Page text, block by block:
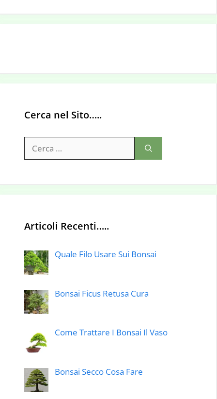
Cerca nel Sito…..
per:
Articoli Recenti…..
Quale Filo Usare Sui Bonsai
Bonsai Ficus Retusa Cura
Come Trattare I Bonsai Il Vaso
Bonsai Secco Cosa Fare